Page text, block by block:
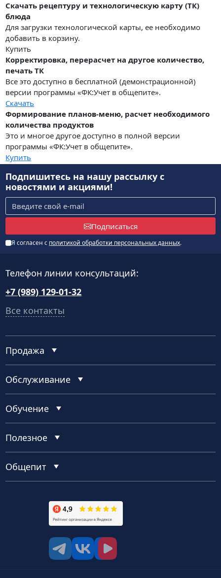
Скачать рецептуру и технологическую карту (ТК)
блюда
Для загрузки технологической карты, ее необходимо
добавить в корзину.
Купить
Корректировка, перерасчет на другое количество,
печать ТК
Все это доступно в бесплатной (демонстрационной)
версии программы «ФК:Учет в общепите».
Скачать
Формирование планов-меню, расчет необходимого
количества продуктов
Это и многое другое доступно в полной версии
программы «ФК:Учет в общепите».
Купить
Подпишитесь на нашу рассылкус
новостями и акциями!
Подписаться
Я согласен с политикой обработки персональных данных.
Телефон линии консультаций:
+7 (989) 129-01-32
Все контакты
Продажа
Обслуживание
Обучение
Полезное
Общепит